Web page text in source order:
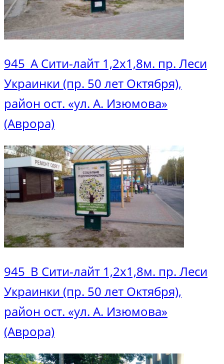
945_А Сити-лайт 1,2х1,8м. пр. Леси
Украинки (пр. 50 лет Октября),
район ост. «ул. А. Изюмова»
(Аврора)
945_В Сити-лайт 1,2х1,8м. пр. Леси
Украинки (пр. 50 лет Октября),
район ост. «ул. А. Изюмова»
(Аврора)